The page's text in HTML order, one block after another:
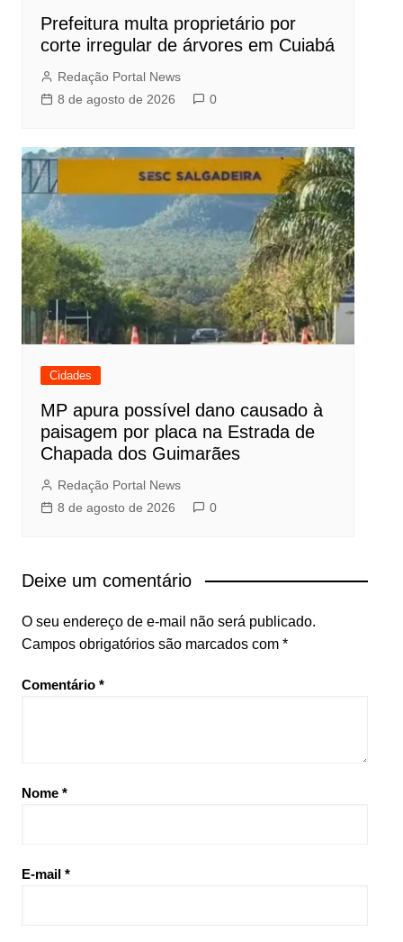
Prefeitura multa proprietário por
corte irregular de árvores em Cuiabá
Redação Portal News
8 de agosto de 2026
0
Cidades
MP apura possível dano causado à
paisagem por placa na Estrada de
Chapada dos Guimarães
Redação Portal News
8 de agosto de 2026
0
Deixe um comentário
O seu endereço de e-mail não será publicado.
Campos obrigatórios são marcados com *
Comentário *
Nome *
E-mail *